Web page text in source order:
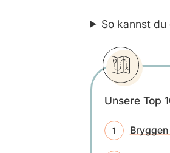
So kannst
Unsere Top